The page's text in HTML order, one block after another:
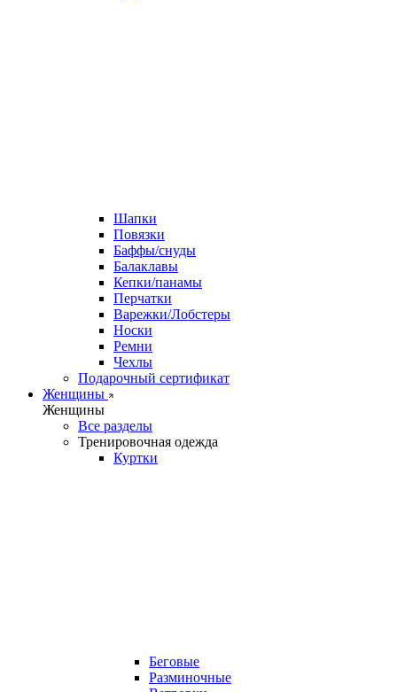
Шапки
Повязки
Баффы/снуды
Балаклавы
Кепки/панамы
Перчатки
Варежки/Лобстеры
Носки
Ремни
Чехлы
Подарочный сертификат
Женщины
Женщины
Все разделы
Тренировочная одежда
Куртки
Беговые
Разминочные